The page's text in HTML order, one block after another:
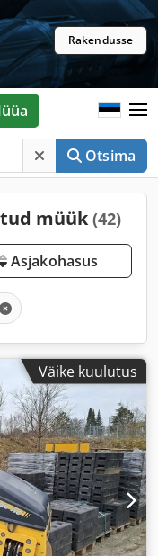
Rakendusse
Otsima
müük (42)
Asjakohasus
Väike kuulutus